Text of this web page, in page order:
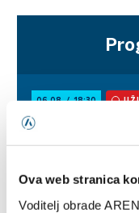
Ova web stranica
Voditelj obrade